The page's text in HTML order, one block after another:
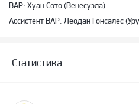
ВАР: Хуан Сото (Венесуэла)
Ассистент ВАР: Леодан Гонсалес
Статистика